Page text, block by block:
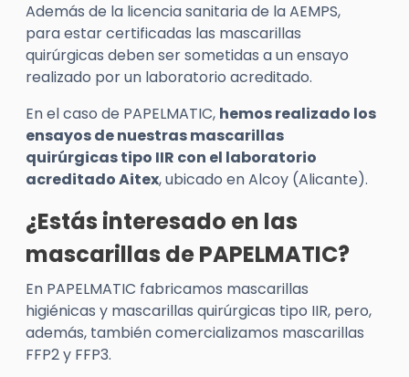
Además de la licencia sanitaria de la AEMPS,
para estar certificadas las mascarillas
quirúrgicas deben ser sometidas a un ensayo
realizado por un laboratorio acreditado.
En el caso de PAPELMATIC, hemos realizado los
ensayos de nuestras mascarillas
quirúrgicas tipo IIR con el laboratorio
acreditado Aitex, ubicado en Alcoy (Alicante).
¿Estás interesado en las
mascarillas de PAPELMATIC?
En PAPELMATIC fabricamos mascarillas
higiénicas y mascarillas quirúrgicas tipo IIR, pero,
además, también comercializamos mascarillas
FFP2 y FFP3.